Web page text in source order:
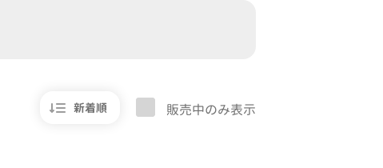
新着順 販売中のみ表示